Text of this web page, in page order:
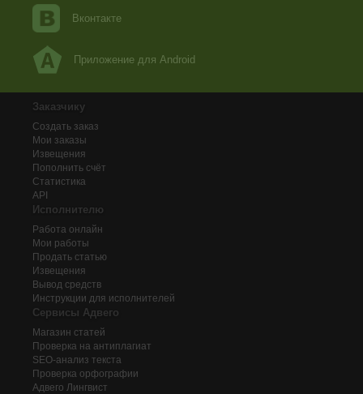
Вконтакте
Приложение для Android
Заказчику
Создать заказ
Мои заказы
Извещения
Пополнить счёт
Статистика
API
Исполнителю
Работа онлайн
Мои работы
Продать статью
Извещения
Вывод средств
Инструкции для исполнителей
Сервисы Адвего
Магазин статей
Проверка на антиплагиат
SEO-анализ текста
Проверка орфографии
Адвего Лингвист